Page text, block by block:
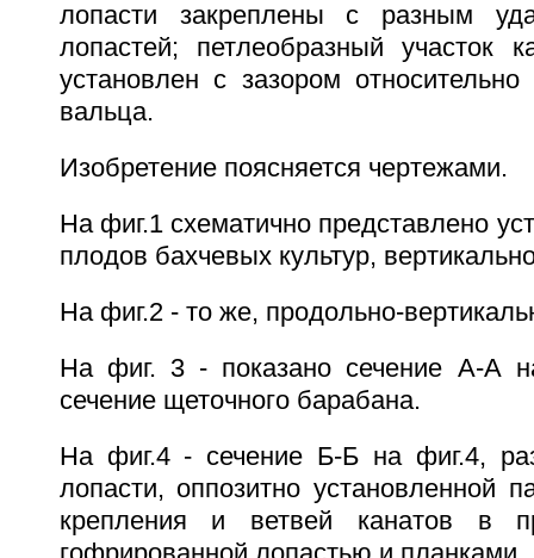
лопасти закреплены с разным
лопастей; петлеобразный участок
установлен с зазором относительно
вальца.
Изобретение поясняется чертежами.
На фиг.1 схематично представлено
плодов бахчевых культур,
На фиг.2 - то же, продольно-
На фиг. 3 - показано сечение А-А
сечение щеточного барабана.
На фиг.4 - сечение Б-Б на фиг.4,
лопасти, оппозитно установленной
крепления и ветвей канатов в